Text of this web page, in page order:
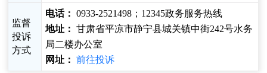
监督
投诉
方式
电话： 0933-2521498；12345政务服务热线
地址： 甘肃省平凉市静宁县城关镇中街242号水务
局二楼办公室
网址： 前往投诉